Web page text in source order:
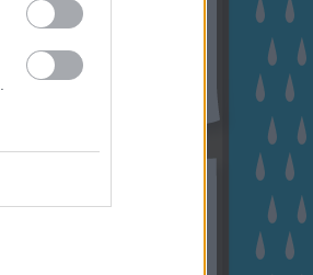
Budapest (45) dísznövény